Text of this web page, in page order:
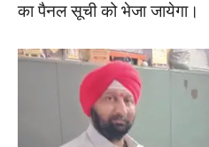
का पैनल सूची को भेजा जायेगा।